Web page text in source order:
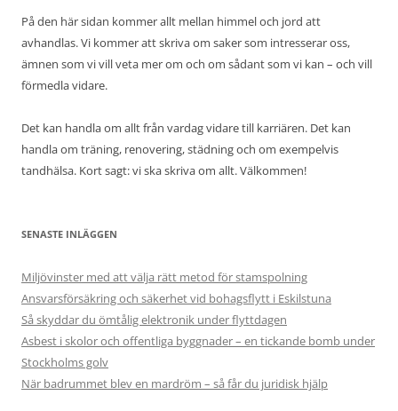
På den här sidan kommer allt mellan himmel och jord att
avhandlas. Vi kommer att skriva om saker som intresserar oss,
ämnen som vi vill veta mer om och om sådant som vi kan – och vill
förmedla vidare.
Det kan handla om allt från vardag vidare till karriären. Det kan
handla om träning, renovering, städning och om exempelvis
tandhälsa. Kort sagt: vi ska skriva om allt. Välkommen!
SENASTE INLÄGGEN
Miljövinster med att välja rätt metod för stamspolning
Ansvarsförsäkring och säkerhet vid bohagsflytt i Eskilstuna
Så skyddar du ömtålig elektronik under flyttdagen
Asbest i skolor och offentliga byggnader – en tickande bomb under
Stockholms golv
När badrummet blev en mardröm – så får du juridisk hjälp